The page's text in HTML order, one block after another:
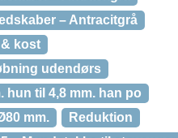
– Antracitgrå
kost
udendørs
hun til 4,8 mm. han po
mm.
Reduktion